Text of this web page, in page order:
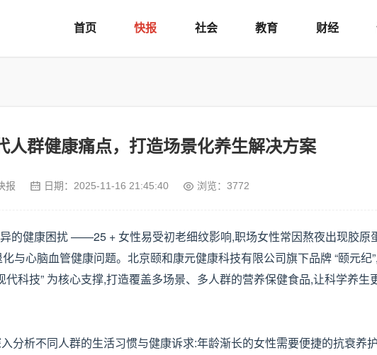
首页 快报 社会 教育 财经
人群健康痛点，打造场景化养生解决方案
报 日期： 2025-11-16 21:45:40 浏览：3772
的健康困扰 ——25 + 女性易受初老细纹影响,职场女性常因熬夜出现胶原
与心脑血管健康问题。北京颐和康元健康科技有限公司旗下品牌 “颐元纪
科技” 为核心支撑,打造覆盖多场景、多人群的营养保健食品,让科学养生
分析不同人群的生活习惯与健康诉求:年龄渐长的女性需要便捷的抗衰养